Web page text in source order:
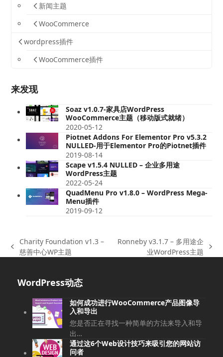
新闻主题
WooCommerce
wordpress插件
WooCommerce插件
来发现
Soaz v1.0.7-家具店WordPress
WooCommerce主题（移动版式就绪）
2020-05-12
Piotnet Addons For Elementor Pro v5.3.2
NULLED-用于Elementor Pro的Piotnet插件
2019-08-14
Scape v1.5.4 NULLED – 企业多用途
WordPress主题
2022-05-24
QuadMenu Pro v1.8.0 – WordPress Mega-
Menu插件
2019-09-12
上
文
Charity Foundation v1.3 –
慈善中心WP主题
Ronneby v3.1.7 – 多用途企
业WordPress主题
WordPress动态
如何成功进行WooCommerce产品图像导
入和导出
您是否正在寻找一种简单的方法来导入和导
出…
通过这6个Web设计技巧来吸引您的网站访
问者